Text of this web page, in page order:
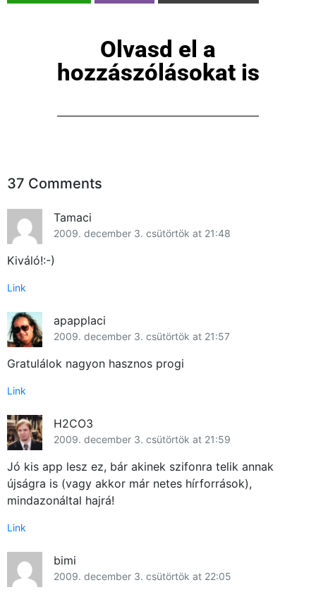
Olvasd el a
hozzászólásokat is
37 Comments
Tamaci
2009. december 3. csütörtök at 21:48
Kiváló!:-)
Link
apapplaci
2009. december 3. csütörtök at 21:57
Gratulálok nagyon hasznos progi
Link
H2CO3
2009. december 3. csütörtök at 21:59
Jó kis app lesz ez, bár akinek szifonra telik annak
újságra is (vagy akkor már netes hírforrások),
mindazonáltal hajrá!
Link
bimi
2009. december 3. csütörtök at 22:05